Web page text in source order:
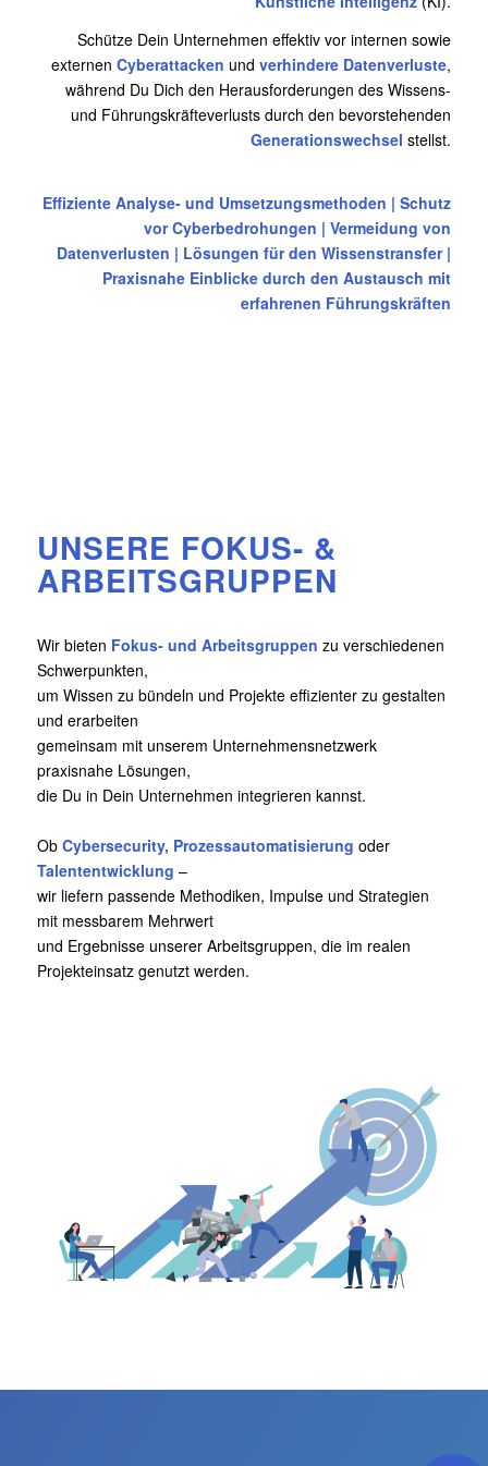
Schütze Dein Unternehmen effektiv vor internen sowie
externenCyberattacken undverhindere Datenverluste,
während Du Dich den Herausforderungen des Wissens-
und Führungskräfteverlusts durch den bevorstehenden
Generationswechsel stellst.
Effiziente Analyse- und Umsetzungsmethoden | Schutz
vor Cyberbedrohungen | Vermeidung von
Datenverlusten | Lösungen für den Wissenstransfer |
Praxisnahe Einblicke durch den Austausch mit
erfahrenen Führungskräften
UNSERE FOKUS- &
ARBEITSGRUPPEN
Wir bieten Fokus- und Arbeitsgruppen zu verschiedenen
Schwerpunkten,
um Wissen zu bündeln und Projekte effizienter zu gestalten
und erarbeiten
gemeinsam mit unserem Unternehmensnetzwerk
praxisnahe Lösungen,
die Du in Dein Unternehmen integrieren kannst.
ObCybersecurity, Prozessautomatisierung oder
Talententwicklung –
wir liefern passende Methodiken, Impulse und Strategien
mit messbarem Mehrwert
und Ergebnisse unserer Arbeitsgruppen, die im realen
Projekteinsatz genutzt werden.